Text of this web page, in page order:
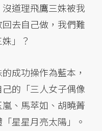
道理飛鷹三姝被我
去自己做，我們難
」？
成功操作為藍本，
的「三人女子偶像
、馬萃如、胡曉菁
星星月亮太陽」。